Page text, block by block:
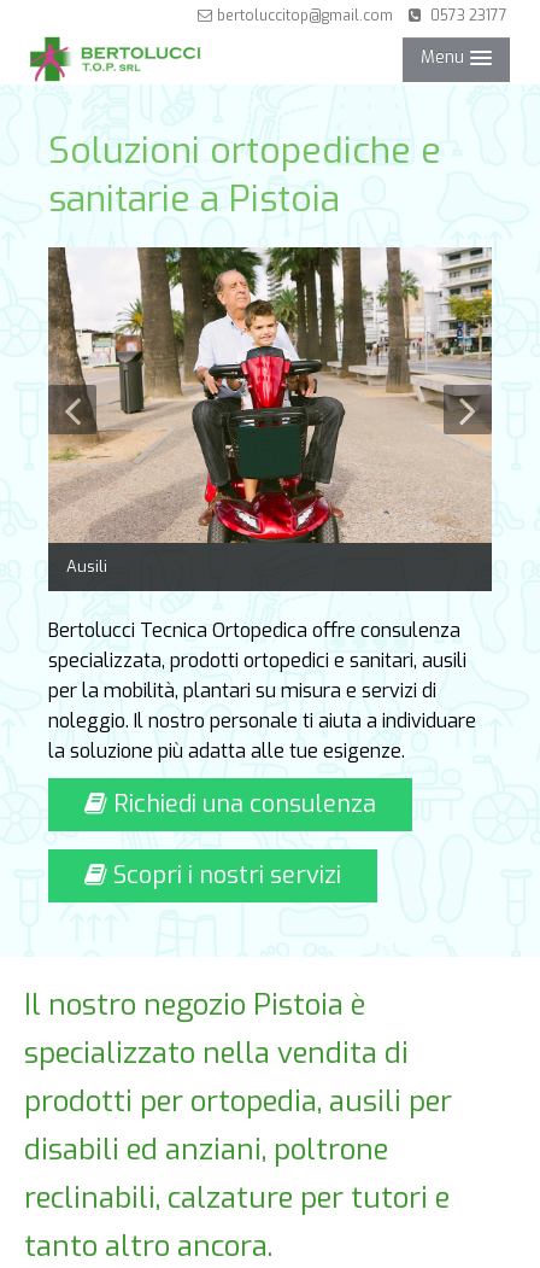
bertoluccitop@gmail.com 0573 23177
Menu
SERVIZI
PARTNER
CONTATTI
Soluzioni ortopediche e
sanitarie a Pistoia
Ausili
Bertolucci Tecnica Ortopedica offre consulenza
specializzata, prodotti ortopedici e sanitari, ausili
per la mobilità, plantari su misura e servizi di
noleggio. Il nostro personale ti aiuta a individuare
la soluzione più adatta alle tue esigenze.
Richiedi una consulenza
Scopri i nostri servizi
Il nostro negozio Pistoia è
specializzato nella vendita di
prodotti per ortopedia, ausili per
disabili ed anziani, poltrone
reclinabili, calzature per tutori e
tanto altro ancora.